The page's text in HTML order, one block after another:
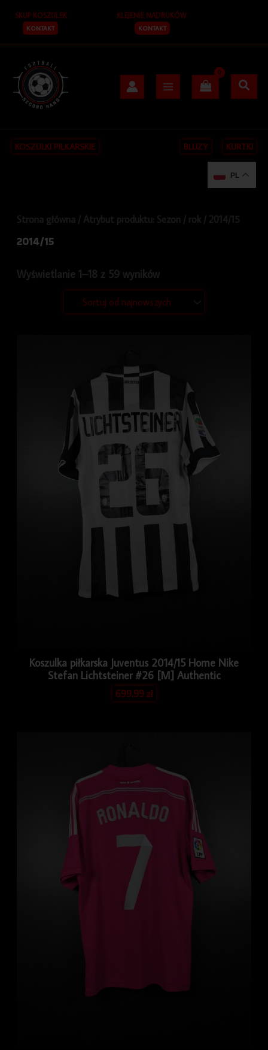
treści
SKUP KOSZULEK
KONTAKT
KLEJENIE NADRUKÓW
KONTAKT
KOSZULKI PIŁKARSKIE BLUZY KURTKI
u
Strona główna / Atrybut produktu: Sezon / rok / 2014/15
2014/15
Wyświetlanie 1–18 z 59 wyników
według
najnowszych
Koszulka piłkarska Juventus 2014/15 Home Nike
Stefan Lichtsteiner #26 [M] Authentic
699.99zł
PL